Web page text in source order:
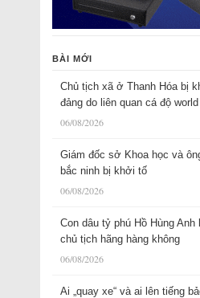
BÀI MỚI
Chủ tịch xã ở Thanh Hóa bị
đảng do liên quan cá độ
06/08/2026
Giám đốc sở Khoa học và
bắc ninh bị khởi tố
06/08/2026
Con dâu tỷ phú Hồ Hùng Anh
chủ tịch hãng hàng không
06/08/2026
Ai „quay xe“ và ai lên tiếng